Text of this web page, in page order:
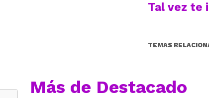
Tal vez te
TEMAS
Más de Destacado